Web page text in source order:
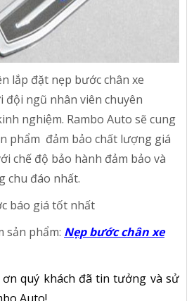
lắp đặt nẹp bước chân xe
đội ngũ nhân viên chuyên
nghiệm. Rambo Auto sẽ cung
phẩm đảm bảo chất lượng giá
chế độ bảo hành đảm bảo và
chu đáo nhất.
báo giá tốt nhất
sản phẩm: Nẹp bước chân xe
ơn quý khách đã tin tưởng và sử